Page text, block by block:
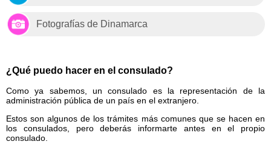
Fotografías de Dinamarca
¿Qué puedo hacer en el consulado?
Como ya sabemos, un consulado es la representación de la
administración pública de un país en el extranjero.
Estos son algunos de los trámites más comunes que se hacen en
los consulados, pero deberás informarte antes en el propio
consulado.